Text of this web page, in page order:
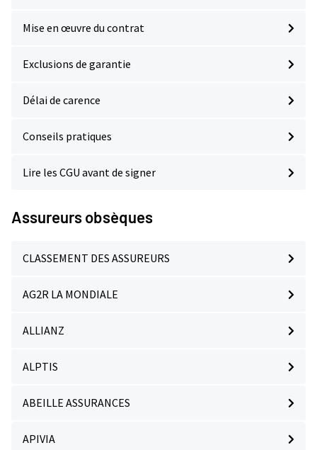
Mise en œuvre du contrat
Exclusions de garantie
Délai de carence
Conseils pratiques
Lire les CGU avant de signer
Assureurs obsèques
CLASSEMENT DES ASSUREURS
AG2R LA MONDIALE
ALLIANZ
ALPTIS
ABEILLE ASSURANCES
APIVIA